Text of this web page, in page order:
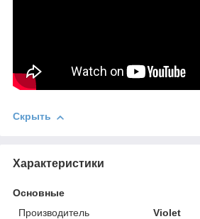
Скрыть
Характеристики
Основные
Производитель
Violet